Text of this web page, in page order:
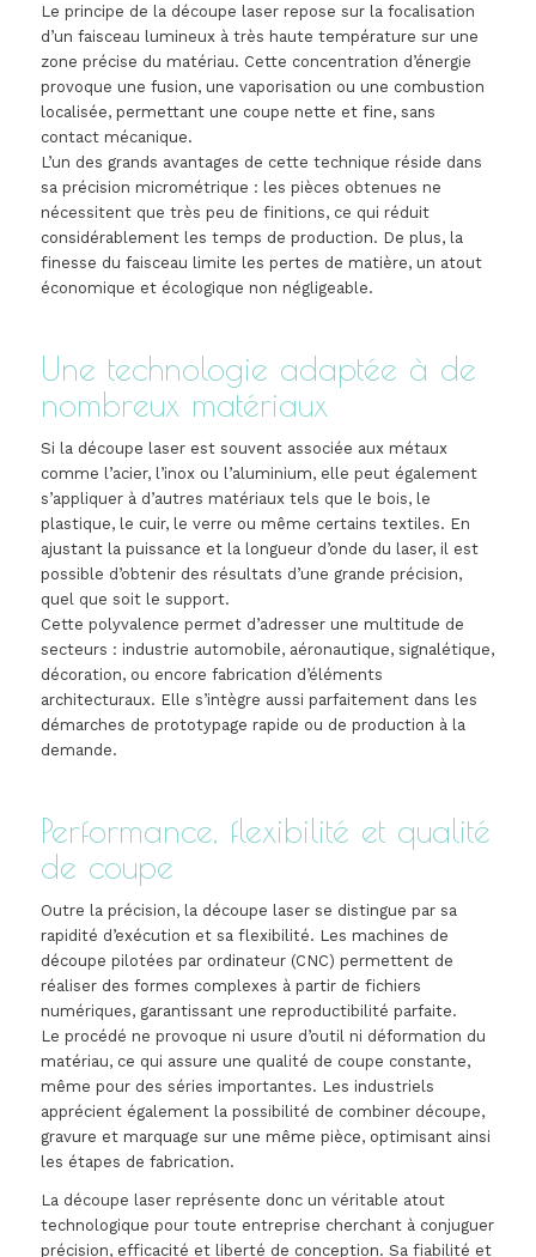
Le principe de la découpe laser repose sur la focalisation
d’un faisceau lumineux à très haute température sur une
zone précise du matériau. Cette concentration d’énergie
provoque une fusion, une vaporisation ou une combustion
localisée, permettant une coupe nette et fine, sans
contact mécanique.
L’un des grands avantages de cette technique réside dans
sa précision micrométrique : les pièces obtenues ne
nécessitent que très peu de finitions, ce qui réduit
considérablement les temps de production. De plus, la
finesse du faisceau limite les pertes de matière, un atout
économique et écologique non négligeable.
Une technologie adaptée à de
nombreux matériaux
Si la découpe laser est souvent associée aux métaux
comme l’acier, l’inox ou l’aluminium, elle peut également
s’appliquer à d’autres matériaux tels que le bois, le
plastique, le cuir, le verre ou même certains textiles. En
ajustant la puissance et la longueur d’onde du laser, il est
possible d’obtenir des résultats d’une grande précision,
quel que soit le support.
Cette polyvalence permet d’adresser une multitude de
secteurs : industrie automobile, aéronautique, signalétique,
décoration, ou encore fabrication d’éléments
architecturaux. Elle s’intègre aussi parfaitement dans les
démarches de prototypage rapide ou de production à la
demande.
Performance, flexibilité et qualité
de coupe
Outre la précision, la découpe laser se distingue par sa
rapidité d’exécution et sa flexibilité. Les machines de
découpe pilotées par ordinateur (CNC) permettent de
réaliser des formes complexes à partir de fichiers
numériques, garantissant une reproductibilité parfaite.
Le procédé ne provoque ni usure d’outil ni déformation du
matériau, ce qui assure une qualité de coupe constante,
même pour des séries importantes. Les industriels
apprécient également la possibilité de combiner découpe,
gravure et marquage sur une même pièce, optimisant ainsi
les étapes de fabrication.
La découpe laser représente donc un véritable atout
technologique pour toute entreprise cherchant à conjuguer
précision, efficacité et liberté de conception. Sa fiabilité et